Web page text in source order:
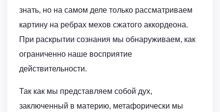
знать, но на самом деле только рассматриваем
картину на ребрах мехов сжатого аккордеона.
При раскрытии сознания мы обнаруживаем, как
ограниченно наше восприятие
действительности.
Так как мы представляем собой дух,
заключенный в материю, метафорически мы